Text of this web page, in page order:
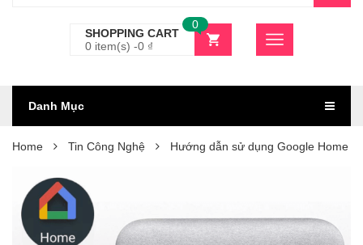
SHOPPING CART
0 item(s) -0 ₫
0
Danh Mục
Home Tin Công Nghệ Hướng dẫn sử dụng Google Home